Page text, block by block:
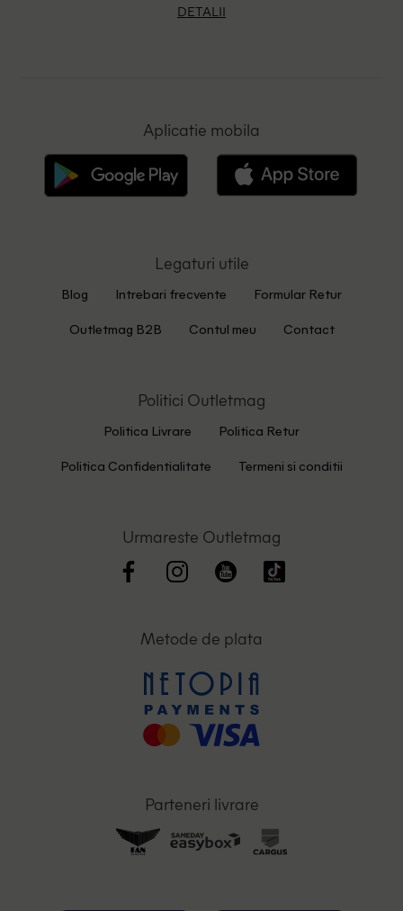
DETALII
Aplicatie mobila
Legaturi utile
Blog Intrebari frecvente Formular Retur
Outletmag B2B Contul meu Contact
Politici Outletmag
Politica Livrare Politica Retur
Politica Confidentialitate Termeni si conditii
Urmareste Outletmag
Metode de plata
Parteneri livrare